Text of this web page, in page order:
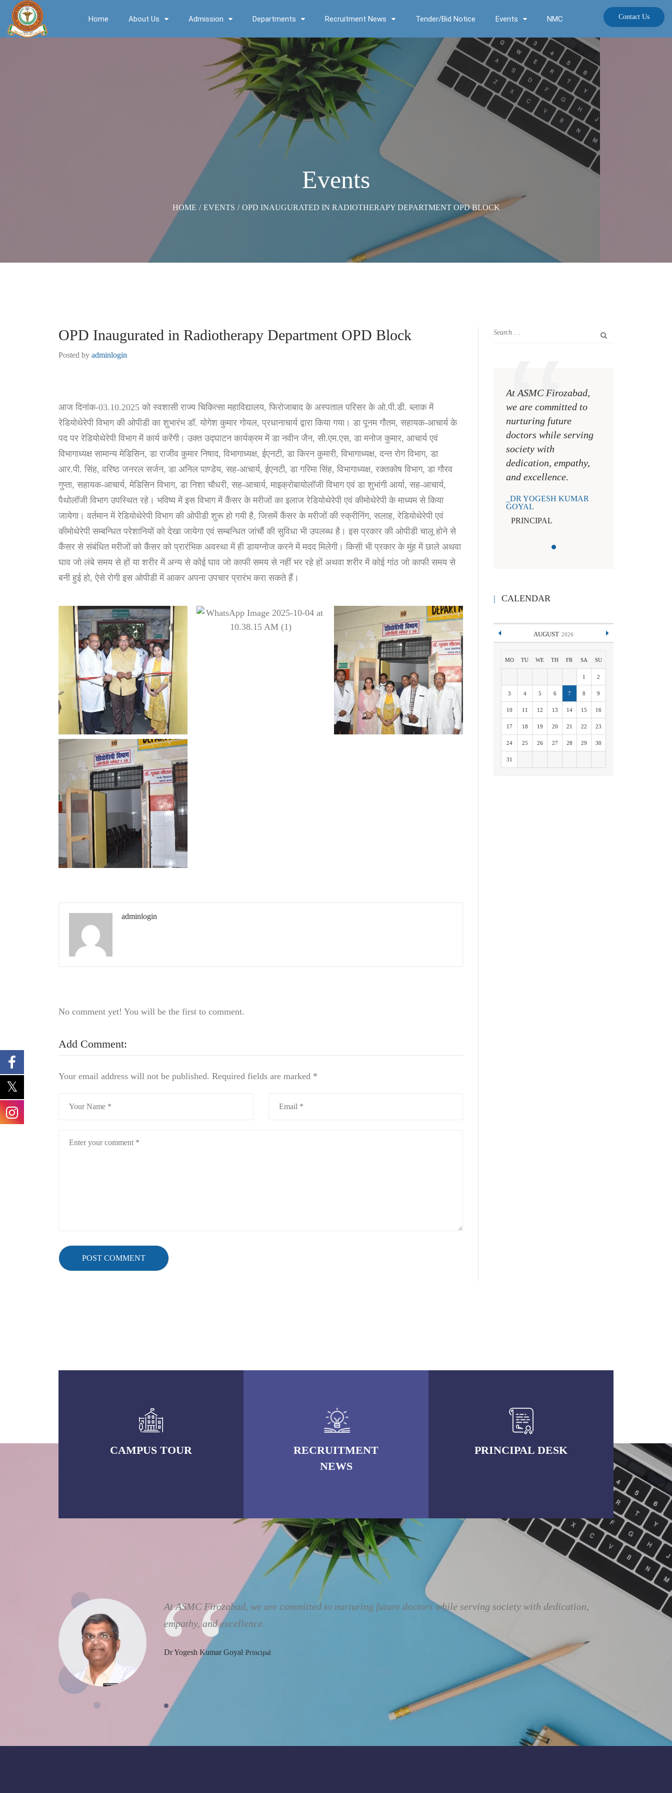
Home About Us Admission Departments Recruitment News Tender/Bid Notice Events NMC Contact Us
Events
HOME / EVENTS / OPD INAUGURATED IN RADIOTHERAPY DEPARTMENT OPD BLOCK
OPD Inaugurated in Radiotherapy Department OPD Block
Posted by adminlogin
आज दिनांक-03.10.2025 को स्वशासी राज्य चिकित्सा महाविद्यालय, फिरोजाबाद के अस्पताल परिसर के ओ.पी.डी. ब्लाक में
रेडियोथेरेपी विभाग की ओपीडी का शुभारंभ डॉ. योगेश कुमार गोयल, प्रधानाचार्य द्वारा किया गया। डा पूनम गौतम, सहायक-आचार्य के
पद पर रेडियोथेरेपी विभाग में कार्य करेंगी। उक्त उद्घाटन कार्यक्रम में डा नवीन जैन, सी.एम.एस, डा मनोज कुमार, आचार्य एवं
विभागाध्यक्ष सामान्य मेडिसिन, डा राजीव कुमार निषाद, विभागाध्यक्ष, ईएनटी, डा किरन कुमारी, विभागाध्यक्ष, दन्त रोग विभाग, डा
आर.पी. सिंह, वरिष्ठ जनरल सर्जन, डा अनिल पाण्डेय, सह-आचार्य, ईएनटी, डा गरिमा सिंह, विभागाध्यक्ष, रक्तकोष विभाग, डा गौरव
गुप्ता, सहायक-आचार्य, मेडिसिन विभाग, डा निशा चौधरी, सह-आचार्य, माइक्रोबायोलॉजी विभाग एवं डा शुभांगी आर्या, सह-आचार्य,
पैथोलॉजी विभाग उपस्थित रहे। भविष्य में इस विभाग में कैंसर के मरीजों का इलाज रेडियोथेरेपी एवं कीमोथेरेपी के माध्यम से किया
जायेगा। वर्तमान में रेडियोथेरेपी विभाग की ओपीडी शुरू हो गयी है, जिसमें कैंसर के मरीजों की स्क्रीनिंग, सलाह, रेडियोथेरेपी एवं
कीमोथेरेपी सम्बन्धित परेशानियों को देखा जायेगा एवं सम्बन्धित जांचौं की सुविधा भी उपलब्ध है। इस प्रकार की ओपीडी चालू होने से
कैंसर से संबंधित मरीजों को कैंसर को प्रारंभिक अवस्था में ही डायग्नोज करने में मदद मिलेगी। किसी भी प्रकार के मुंह में छाले अथवा
घाव जो लंबे समय से हों या शरीर में अन्य से कोई घाव जो काफी समय से नहीं भर रहे हों अथवा शरीर में कोई गांठ जो काफी समय से
बनी हुई हो, ऐसे रोगी इस ओपीडी में आकर अपना उपचार प्रारंभ करा सकते हैं।
adminlogin
No comment yet! You will be the first to comment.
Add Comment:
Your email address will not be published. Required fields are marked *
At ASMC Firozabad,
we are committed to
nurturing future
doctors while serving
society with
dedication, empathy,
and excellence.
DR YOGESH KUMAR
GOYAL
PRINCIPAL
CALENDAR
AUGUST 2026
MO TU WE TH FR SA SU
1 2
3 4 5 6 7 8 9
10 11 12 13 14 15 16
17 18 19 20 21 22 23
24 25 26 27 28 29 30
31
CAMPUS TOUR
RECRUITMENT
NEWS
PRINCIPAL DESK
At ASMC Firozabad, we are committed to nurturing future doctors while serving society with dedication,
empathy, and excellence.
Dr Yogesh Kumar Goyal Principal